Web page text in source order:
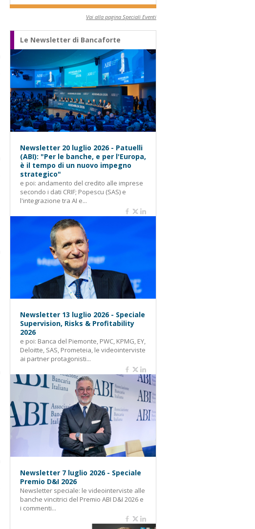
Vai alla pagina Speciali Eventi
Le Newsletter di Bancaforte
Newsletter 20 luglio 2026 - Patuelli
(ABI): "Per le banche, e per l'Europa,
è il tempo di un nuovo impegno
strategico"
e poi: andamento del credito alle imprese
secondo i dati CRIF; Popescu (SAS) e
l'integrazione tra AI e...
Newsletter 13 luglio 2026 - Speciale
Supervision, Risks & Profitability
2026
e poi: Banca del Piemonte, PWC, KPMG, EY,
Deloitte, SAS, Prometeia, le videointerviste
ai partner protagonisti...
Newsletter 7 luglio 2026 - Speciale
Premio D&I 2026
Newsletter speciale: le videointerviste alle
banche vincitrici del Premio ABI D&I 2026 e
i commenti...